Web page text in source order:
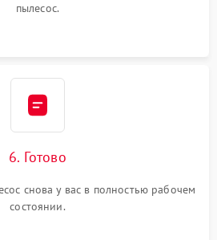
пылесос.
6. Готово
снова у вас в полностью рабочем
состоянии.